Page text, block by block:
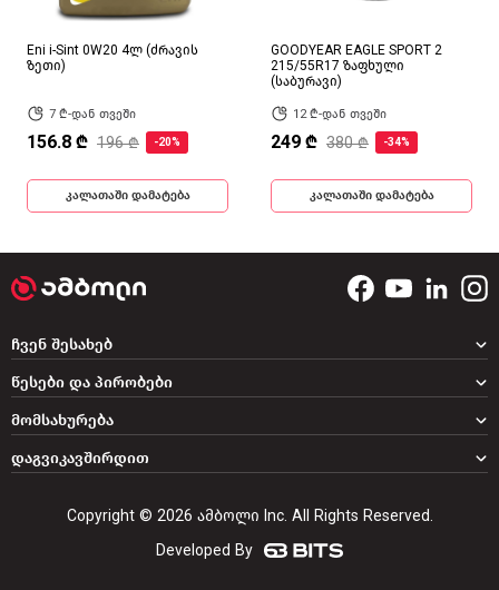
Eni i-Sint 0W20 4ლ (ძრავის
ზეთი)
7 ₾-დან თვეში
156.8 ₾ 196 ₾ -20%
კალათაში დამატება
GOODYEAR EAGLE SPORT 2
215/55R17 ზაფხული
(საბურავი)
12 ₾-დან თვეში
249 ₾ 380 ₾ -34%
კალათაში დამატება
დაგვიკავშირდით
ჩვენ შესახებ
წესები და პირობები
მომსახურება
Copyright © 2026 ამბოლი Inc. All Rights Reserved.
Developed By